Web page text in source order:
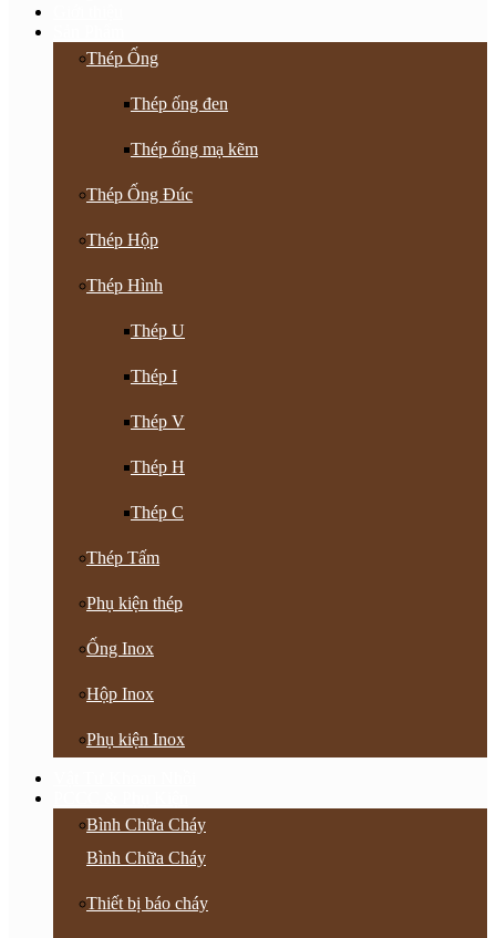
Thép Ống
Thép ống đen
Thép ống mạ kẽm
Thép Ống Đúc
Thép Hộp
Thép Hình
Thép U
Thép I
Thép V
Thép H
Thép C
Thép Tấm
Phụ kiện thép
Ống Inox
Hộp Inox
Phụ kiện Inox
Bình Chữa Cháy
Bình Chữa Cháy
Thiết bị báo cháy